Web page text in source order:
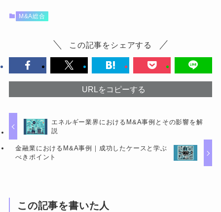
M&A総合
この記事をシェアする
URLをコピーする
エネルギー業界におけるM&A事例とその影響を解
説
金融業におけるM&A事例｜成功したケースと学ぶ
べきポイント
この記事を書いた人